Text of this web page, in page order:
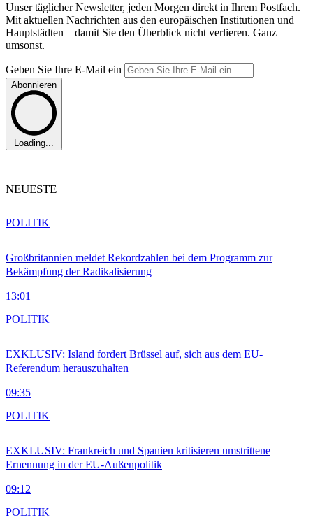
Unser täglicher Newsletter, jeden Morgen direkt in Ihrem Postfach.
Mit aktuellen Nachrichten aus den europäischen Institutionen und
Hauptstädten – damit Sie den Überblick nicht verlieren. Ganz
umsonst.
Geben Sie Ihre E-Mail ein
Abonnieren
Loading...
NEUESTE
Großbritannien meldet Rekordzahlen bei dem Programm zur
Bekämpfung der Radikalisierung
13:01
POLITIK
EXKLUSIV: Island fordert Brüssel auf, sich aus dem EU-
Referendum herauszuhalten
09:35
POLITIK
EXKLUSIV: Frankreich und Spanien kritisieren umstrittene
Ernennung in der EU-Außenpolitik
09:12
POLITIK
POLITIK